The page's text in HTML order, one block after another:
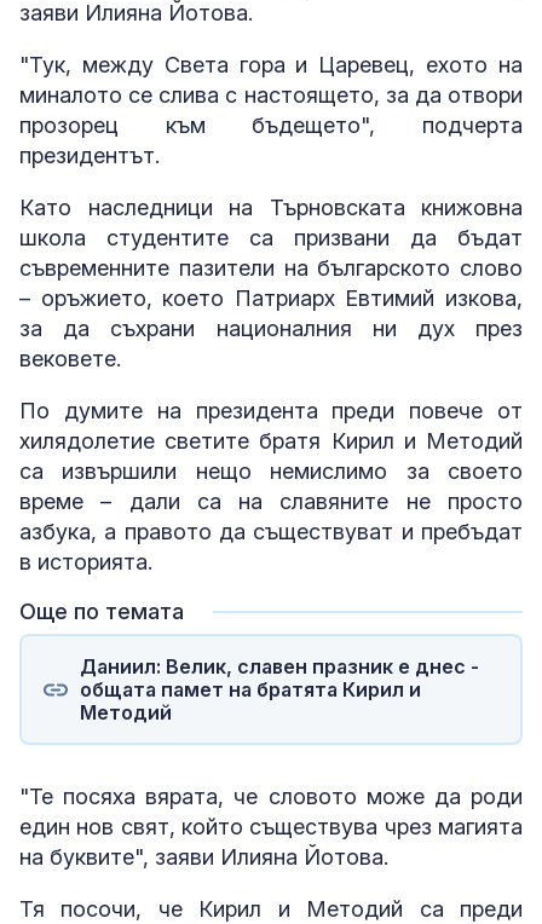
заяви Илияна Йотова.
"Тук, между Света гора и Царевец, ехото на
миналото се слива с настоящето, за да отвори
прозорец към бъдещето", подчерта
президентът.
Като наследници на Търновската книжовна
школа студентите са призвани да бъдат
съвременните пазители на българското слово
– оръжието, което Патриарх Евтимий изкова,
за да съхрани националния ни дух през
вековете.
По думите на президента преди повече от
хилядолетие светите братя Кирил и Методий
са извършили нещо немислимо за своето
време – дали са на славяните не просто
азбука, а правото да съществуват и пребъдат
в историята.
Още по темата
Даниил: Велик, славен празник е днес -
общата памет на братята Кирил и
Методий
"Те посяха вярата, че словото може да роди
един нов свят, който съществува чрез магията
на буквите", заяви Илияна Йотова.
Тя посочи, че Кирил и Методий са преди